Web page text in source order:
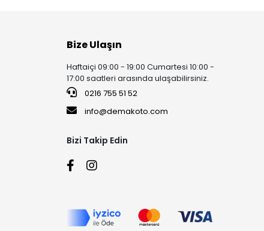
Bize Ulaşın
Haftaiçi 09:00 - 19:00 Cumartesi 10:00 -
17:00 saatleri arasında ulaşabilirsiniz.
0216 755 51 52
info@demakoto.com
Bizi Takip Edin